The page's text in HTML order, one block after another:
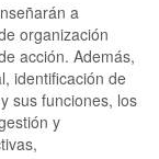
a
organización
acción. Además,
identificación de
sus funciones, los
y